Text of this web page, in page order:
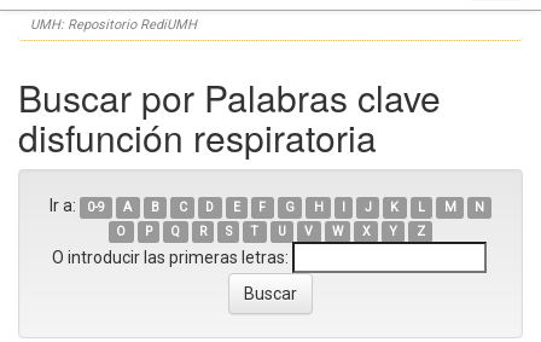
Skip
navigation
UMH: Repositorio RediUMH
Buscar por Palabras clave
disfunción respiratoria
Ir a: 0-9 A B C D E F G H I J K L M
N
O
P Q R S T U V W X Y Z
O introducir las primeras letras: